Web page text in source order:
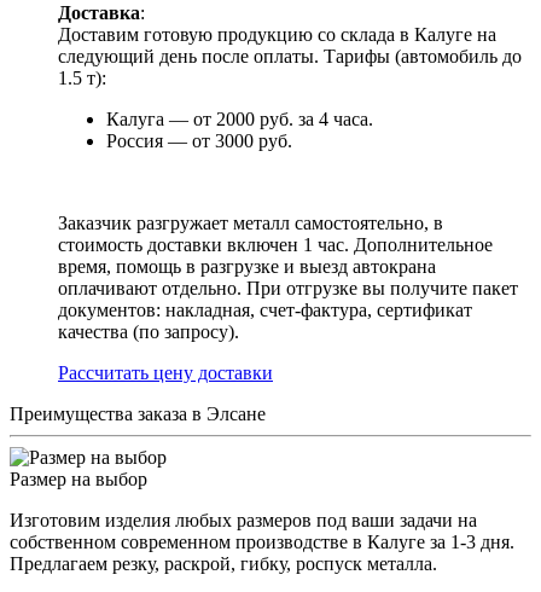
Доставка:
Доставим готовую продукцию со склада в Калуге на
следующий день после оплаты. Тарифы (автомобиль до
1.5 т):
Калуга — от 2000 руб. за 4 часа.
Россия — от 3000 руб.
Заказчик разгружает металл самостоятельно, в
стоимость доставки включен 1 час. Дополнительное
время, помощь в разгрузке и выезд автокрана
оплачивают отдельно. При отгрузке вы получите пакет
документов: накладная, счет-фактура, сертификат
качества (по запросу).
Раcсчитать цену доставки
Преимущества заказа в Элсане
Размер на выбор
Изготовим изделия любых размеров под ваши задачи на
собственном современном производстве в Калуге за 1-3 дня.
Предлагаем резку, раскрой, гибку, роспуск металла.